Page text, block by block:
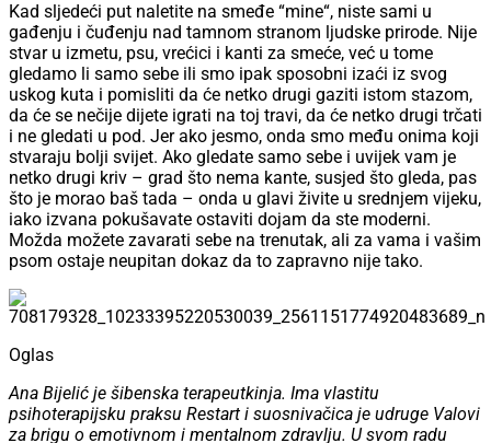
Kad sljedeći put naletite na smeđe “mine“, niste sami u
gađenju i čuđenju nad tamnom stranom ljudske prirode. Nije
stvar u izmetu, psu, vrećici i kanti za smeće, već u tome
gledamo li samo sebe ili smo ipak sposobni izaći iz svog
uskog kuta i pomisliti da će netko drugi gaziti istom stazom,
da će se nečije dijete igrati na toj travi, da će netko drugi trčati
i ne gledati u pod. Jer ako jesmo, onda smo među onima koji
stvaraju bolji svijet. Ako gledate samo sebe i uvijek vam je
netko drugi kriv – grad što nema kante, susjed što gleda, pas
što je morao baš tada – onda u glavi živite u srednjem vijeku,
iako izvana pokušavate ostaviti dojam da ste moderni.
Možda možete zavarati sebe na trenutak, ali za vama i vašim
psom ostaje neupitan dokaz da to zapravno nije tako.
Oglas
Ana Bijelić je šibenska terapeutkinja. Ima vlastitu
psihoterapijsku praksu Restart i suosnivačica je udruge Valovi
za brigu o emotivnom i mentalnom zdravlju. U svom radu